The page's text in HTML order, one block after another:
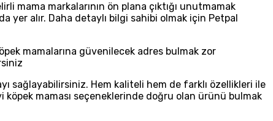
mama markalarının ön plana çıktığı unutmamak
yer alır. Daha detaylı bilgi sahibi olmak için Petpal
mamalarına güvenilecek adres bulmak zor
sağlayabilirsiniz. Hem kaliteli hem de farklı özellikleri ile
köpek maması seçeneklerinde doğru olan ürünü bulmak